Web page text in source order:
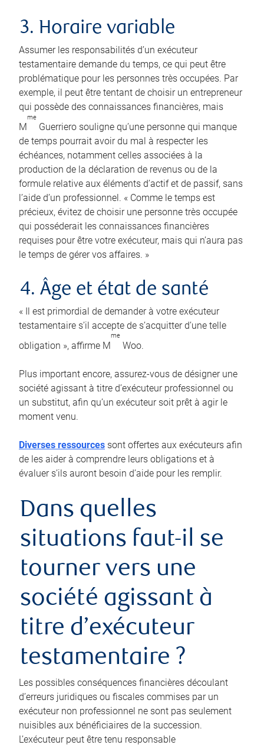
3. Horaire variable
Assumer les responsabilités d’un exécuteur
testamentaire demande du temps, ce qui peut être
problématique pour les personnes très occupées. Par
exemple, il peut être tentant de choisir un entrepreneur
qui possède des connaissances financières, mais
M
me
Guerriero souligne qu’une personne qui manque
de temps pourrait avoir du mal à respecter les
échéances, notamment celles associées à la
production de la déclaration de revenus ou de la
formule relative aux éléments d’actif et de passif, sans
l’aide d’un professionnel. « Comme le temps est
précieux, évitez de choisir une personne très occupée
qui posséderait les connaissances financières
requises pour être votre exécuteur, mais qui n’aura pas
le temps de gérer vos affaires. »
4. Âge et état de santé
« Il est primordial de demander à votre exécuteur
testamentaire s’il accepte de s’acquitter d’une telle
obligation », affirme M
me
Woo.
Plus important encore, assurez-vous de désigner une
société agissant à titre d’exécuteur professionnel ou
un substitut, afin qu’un exécuteur soit prêt à agir le
moment venu.
Diverses ressources sont offertes aux exécuteurs afin
de les aider à comprendre leurs obligations et à
évaluer s’ils auront besoin d’aide pour les remplir.
Dans quelles
situations faut-il se
tourner vers une
société agissant à
titre d’exécuteur
testamentaire ?
Les possibles conséquences financières découlant
d’erreurs juridiques ou fiscales commises par un
exécuteur non professionnel ne sont pas seulement
nuisibles aux bénéficiaires de la succession.
L’exécuteur peut être tenu responsable